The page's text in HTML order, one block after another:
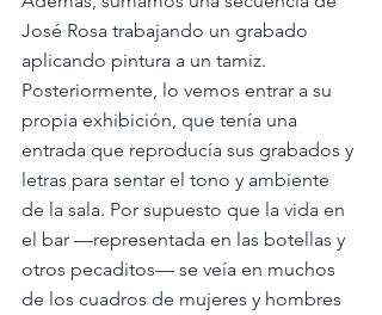
José Rosa trabajando un grabado
aplicando pintura a un tamiz.
Posteriormente, lo vemos entrar a su
propia exhibición, que tenía una
entrada que reproducía sus grabados y
letras para sentar el tono y ambiente
de la sala. Por supuesto que la vida en
el bar —representada en las botellas y
otros pecaditos— se veía en muchos
de los cuadros de mujeres y hombres